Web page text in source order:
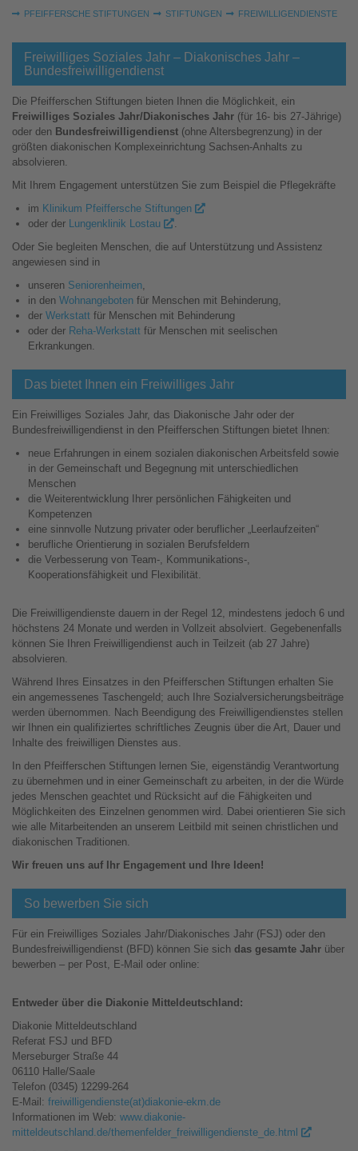
Sie sind hier:
PFEIFFERSCHE STIFTUNGEN STIFTUNGEN FREIWILLIGEN­DIENSTE
Freiwilliges Soziales Jahr – Diakonisches Jahr –
Bundesfreiwilligendienst
Die Pfeifferschen Stiftungen bieten Ihnen die Möglichkeit, ein
Freiwilliges Soziales Jahr/ Diakonisches Jahr (für 16- bis 27-Jährige)
oder den Bundesfreiwilligendienst (ohne Altersbegrenzung) in der
größten diakonischen Komplexeinrichtung Sachsen-Anhalts zu
absolvieren.
Mit Ihrem Engagement unterstützen Sie zum Beispiel die Pflegekräfte
im Klinikum Pfeiffersche Stiftungen
oder der Lungenklinik Lostau
.
Oder Sie begleiten Menschen, die auf Unterstützung und Assistenz
angewiesen sind in
unseren Seniorenheimen,
in den Wohnangeboten für Menschen mit Behinderung,
der Werkstatt für Menschen mit Behinderung
oder der Reha-Werkstatt für Menschen mit seelischen
Erkrankungen.
Das bietet Ihnen ein Freiwilliges Jahr
Ein Freiwilliges Soziales Jahr, das Diakonische Jahr oder der
Bundesfreiwilligendienst in den Pfeifferschen Stiftungen bietet Ihnen:
neue Erfahrungen in einem sozialen diakonischen Arbeitsfeld sowie
in der Gemeinschaft und Begegnung mit unterschiedlichen
Menschen
die Weiterentwicklung Ihrer persönlichen Fähigkeiten und
Kompetenzen
eine sinnvolle Nutzung privater oder beruflicher „Leerlaufzeiten“
berufliche Orientierung in sozialen Berufsfeldern
die Verbesserung von Team-, Kommunikations-,
Kooperationsfähigkeit und Flexibilität.
Die Freiwilligendienste dauern in der Regel 12, mindestens jedoch 6 und
höchstens 24 Monate und werden in Vollzeit absolviert. Gegebenenfalls
können Sie Ihren Freiwilligendienst auch in Teilzeit (ab 27 Jahre)
absolvieren.
Während Ihres Einsatzes in den Pfeifferschen Stiftungen erhalten Sie
ein angemessenes Taschengeld; auch Ihre Sozialversicherungsbeiträge
werden übernommen. Nach Beendigung des Freiwilligendienstes stellen
wir Ihnen ein qualifiziertes schriftliches Zeugnis über die Art, Dauer und
Inhalte des freiwilligen Dienstes aus.
In den Pfeifferschen Stiftungen lernen Sie, eigenständig Verantwortung
zu übernehmen und in einer Gemeinschaft zu arbeiten, in der die Würde
jedes Menschen geachtet und Rücksicht auf die Fähigkeiten und
Möglichkeiten des Einzelnen genommen wird. Dabei orientieren Sie sich
wie alle Mitarbeitenden an unserem Leitbild mit seinen christlichen und
diakonischen Traditionen.
Wir freuen uns auf Ihr Engagement und Ihre Ideen!
So bewerben Sie sich
Für ein Freiwilliges Soziales Jahr/Diakonisches Jahr (FSJ) oder den
Bundesfreiwilligendienst (BFD) können Sie sich das gesamte Jahr über
bewerben – per Post, E-Mail oder online:
Entweder über die Diakonie Mitteldeutschland:
Diakonie Mitteldeutschland
Referat FSJ und BFD
Merseburger Straße 44
06110 Halle/Saale
Telefon (0345) 12299-264
E-Mail: freiwilligendienste(at)diakonie-ekm.de
Informationen im Web: www.diakonie-
mitteldeutschland.de/themenfelder_freiwilligendienste_de.html